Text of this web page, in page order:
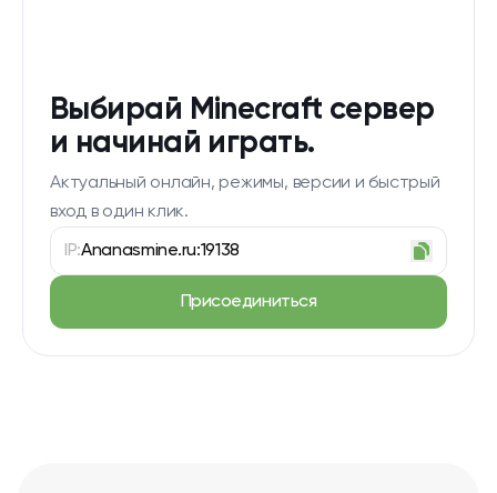
Выбирай Minecraft сервер
и начинай играть.
Актуальный онлайн, режимы, версии и быстрый
вход в один клик.
IP:Ananasmine.ru:19138
Присоединиться